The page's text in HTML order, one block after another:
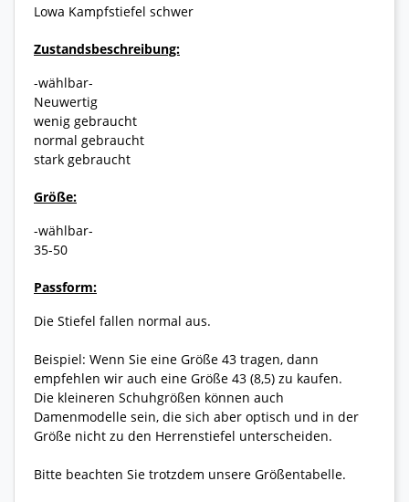
Lowa Kampfstiefel schwer
Zustandsbeschreibung:
-wählbar-
Neuwertig
wenig gebraucht
normal gebraucht
stark gebraucht
Größe:
-wählbar-
35-50
Passform:
Die Stiefel fallen normal aus.
Beispiel: Wenn Sie eine Größe 43 tragen, dann
empfehlen wir auch eine Größe 43 (8,5) zu kaufen.
Die kleineren Schuhgrößen können auch
Damenmodelle sein, die sich aber optisch und in der
Größe nicht zu den Herrenstiefel unterscheiden.
Bitte beachten Sie trotzdem unsere Größentabelle.